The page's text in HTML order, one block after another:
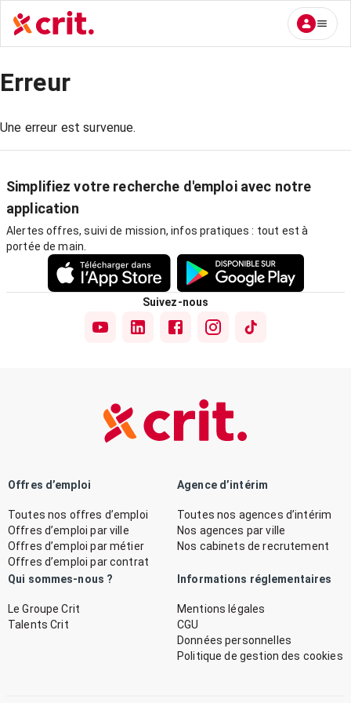
Erreur
Une erreur est survenue.
Simplifiez votre recherche d'emploi avec notre
application
Alertes offres, suivi de mission, infos pratiques : tout est à
portée de main.
Suivez-nous
Offres d’emploi
Toutes nos offres d’emploi
Offres d’emploi par ville
Offres d’emploi par métier
Offres d’emploi par contrat
Agence d’intérim
Toutes nos agences d’intérim
Nos agences par ville
Nos cabinets de recrutement
Qui sommes-nous ?
Le Groupe Crit
Talents Crit
Informations réglementaires
Mentions légales
CGU
Données personnelles
Politique de gestion des cookies